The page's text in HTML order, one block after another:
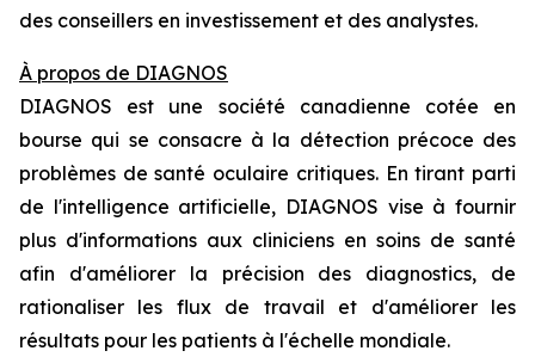
des conseillers en investissement et des analystes.
À propos de DIAGNOS
DIAGNOS est une société canadienne cotée en
bourse qui se consacre à la détection précoce des
problèmes de santé oculaire critiques. En tirant parti
de l'intelligence artificielle, DIAGNOS vise à fournir
plus d'informations aux cliniciens en soins de santé
afin d'améliorer la précision des diagnostics, de
rationaliser les flux de travail et d'améliorer les
résultats pour les patients à l'échelle mondiale.